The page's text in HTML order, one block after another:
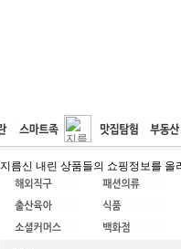
웹호스팅 공동구매
지름신 내린 상품들의 쇼핑정보를